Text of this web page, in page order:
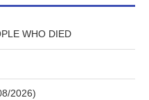
WHO DIED
2026)